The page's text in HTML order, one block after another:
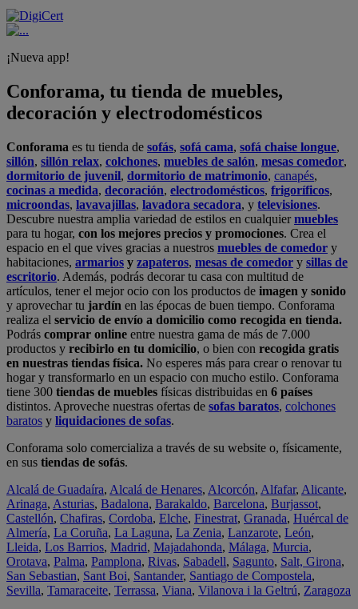
¡Nueva app!
Conforama, tu tienda de muebles,
decoración y electrodomésticos
Conforama es tu tienda de sofás, sofá cama, sofá chaise longue,
sillón, sillón relax, colchones, muebles de salón, mesas comedor,
dormitorio de juvenil, dormitorio de matrimonio, canapés,
cocinas a medida, decoración, electrodomésticos, frigoríficos,
microondas, lavavajillas, lavadora secadora, y televisiones.
Descubre nuestra amplia variedad de estilos en cualquiermuebles
para tu hogar, con los mejores precios y promociones. Crea el
espacio en el que vives gracias a nuestros muebles de comedor y
habitaciones, armarios y zapateros, mesas de comedor y sillas de
escritorio. Además, podrás decorar tu casa con multitud de
artículos, tener el mejor ocio con los productos de imagen y sonido
y aprovechar tu jardín en las épocas de buen tiempo. Conforama
realiza el servicio de envío a domicilio como recogida en tienda.
Podrás comprar online entre nuestra gama de más de 7.000
productos y recibirlo en tu domicilio, o bien con recogida gratis
en nuestras tiendas física. No esperes más para crear o renovar tu
hogar y transformarlo en un espacio con mucho estilo. Conforama
tiene 300 tiendas de muebles físicas distribuidas en 6 países
distintos. Aproveche nuestras ofertas de sofas baratos, colchones
baratos y liquidaciones de sofas.
Conforama solo comercializa a través de su website o, físicamente,
en sus tiendas de sofás.
Alcalá de Guadaíra, Alcalá de Henares, Alcorcón, Alfafar, Alicante,
Arinaga, Asturias, Badalona, Barakaldo, Barcelona, Burjassot,
Castellón, Chafiras, Cordoba, Elche, Finestrat, Granada, Huércal de
Almería, La Coruña, La Laguna, La Zenia, Lanzarote, León,
Lleida, Los Barrios, Madrid, Majadahonda, Málaga, Murcia,
Orotava, Palma, Pamplona, Rivas, Sabadell, Sagunto, Salt, Girona,
San Sebastian, Sant Boi, Santander, Santiago de Compostela,
Sevilla, Tamaraceite, Terrassa, Viana, Vilanova i la Geltrú, Zaragoza